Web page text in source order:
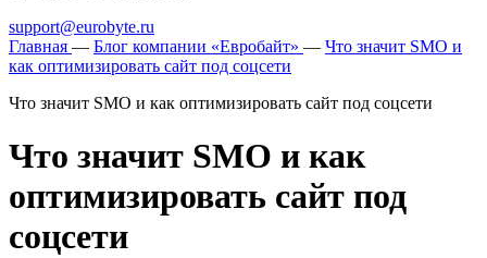
support@eurobyte.ru
Главная — Блог компании «Евробайт» — Что значит SMO и
как оптимизировать сайт под соцсети
Что значит SMO и как оптимизировать сайт под соцсети
Что значит SMO и как
оптимизировать сайт под
соцсети